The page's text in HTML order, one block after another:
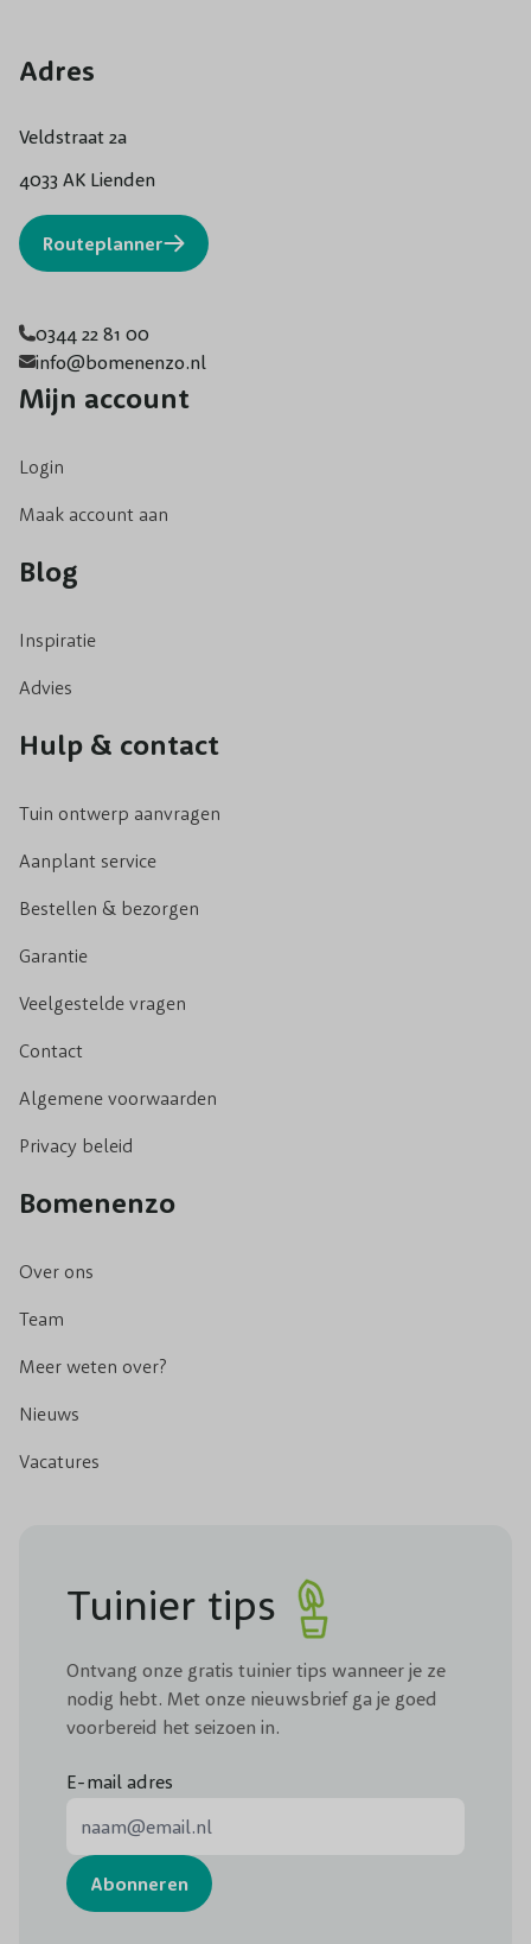
Adres
Veldstraat 2a
4033 AK Lienden
Routeplanner
0344 22 81 00
info@bomenenzo.nl
Mijn account
Login
Maak account aan
Blog
Inspiratie
Advies
Hulp & contact
Tuin ontwerp aanvragen
Aanplant service
Bestellen & bezorgen
Garantie
Veelgestelde vragen
Contact
Algemene voorwaarden
Privacy beleid
Bomenenzo
Over ons
Team
Meer weten over?
Nieuws
Vacatures
Tuinier tips
Ontvang onze gratis tuinier tips wanneer je ze
nodig hebt. Met onze nieuwsbrief ga je goed
voorbereid het seizoen in.
E-mail adres
Abonneren